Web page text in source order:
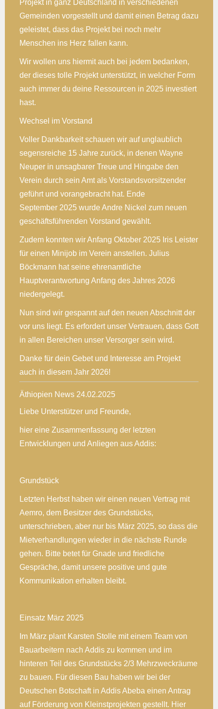
Projekt in ganz Deutschland in verschiedenen
Gemeinden vorgestellt und damit einen Betrag dazu
geleistet, dass das Projekt bei noch mehr
Menschen ins Herz fallen kann.
Wir wollen uns hiermit auch bei jedem bedanken,
der dieses tolle Projekt unterstützt, in welcher Form
auch immer du deine Ressourcen in 2025 investiert
hast.
Wechsel im Vorstand
Voller Dankbarkeit schauen wir auf unglaublich
segensreiche 15 Jahre zurück, in denen Wayne
Neuper in unsagbarer Treue und Hingabe den
Verein durch sein Amt als Vorstandsvorsitzender
geführt und vorangebracht hat. Ende
September 2025 wurde Andre Nickel zum neuen
geschäftsführenden Vorstand gewählt.
Zudem konnten wir Anfang Oktober 2025 Iris Leister
für einen Minijob im Verein anstellen. Julius
Böckmann hat seine ehrenamtliche
Hauptverantwortung Anfang des Jahres 2026
niedergelegt.
Nun sind wir gespannt auf den neuen Abschnitt der
vor uns liegt. Es erfordert unser Vertrauen, dass Gott
in allen Bereichen unser Versorger sein wird.
Danke für dein Gebet und Interesse am Projekt
auch in diesem Jahr 2026!
Äthiopien News 24.02.2025
Liebe Unterstützer und Freunde,
hier eine Zusammenfassung der letzten
Entwicklungen und Anliegen aus Addis:
Grundstück
Letzten Herbst haben wir einen neuen Vertrag mit
Aemro, dem Besitzer des Grundstücks,
unterschrieben, aber nur bis März 2025, so dass die
Mietverhandlungen wieder in die nächste Runde
gehen. Bitte betet für Gnade und friedliche
Gespräche, damit unsere positive und gute
Kommunikation erhalten bleibt.
Einsatz März 2025
Im März plant Karsten Stolle mit einem Team von
Bauarbeitern nach Addis zu kommen und im
hinteren Teil des Grundstücks 2/3 Mehrzweckräume
zu bauen. Für diesen Bau haben wir bei der
Deutschen Botschaft in Addis Abeba einen Antrag
auf Förderung von Kleinstprojekten gestellt. Hier